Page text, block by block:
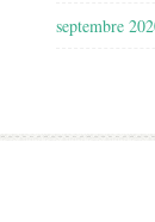
septembre